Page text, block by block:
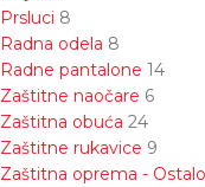
Prsluci 8
Radna odela 8
Radne pantalone 14
Zaštitne naočare 6
Zaštitna obuća 24
Zaštitne rukavice 9
Zaštitna oprema - Ostalo